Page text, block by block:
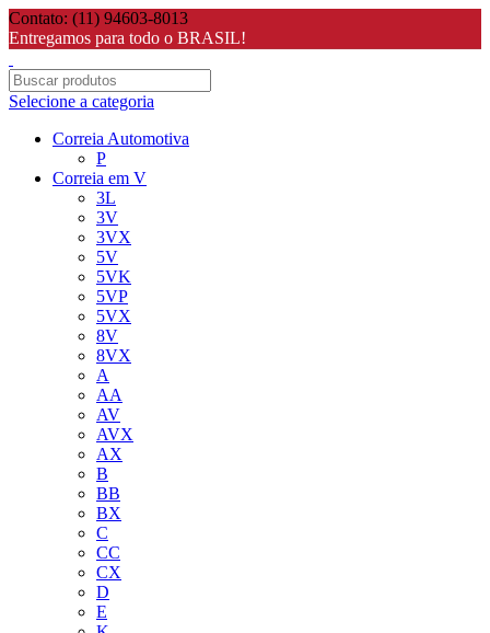
Contato: (11) 94603-8013
Entregamos para todo o BRASIL!
Selecione a categoria
Correia Automotiva
P
Correia em V
3L
3V
3VX
5V
5VK
5VP
5VX
8V
8VX
A
AA
AV
AVX
AX
B
BB
BX
C
CC
CX
D
E